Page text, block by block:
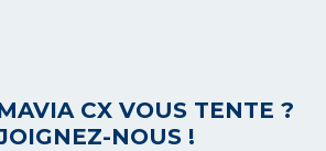
CX VOUS TENTE ?
NOUS !